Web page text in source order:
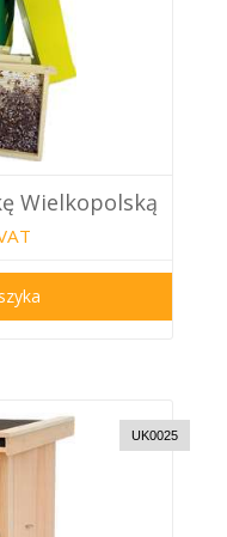
Wielkopolską
UK0025